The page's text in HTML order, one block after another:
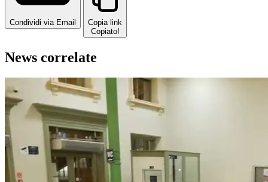
Condividi via Email
Copia link
Copiato!
News correlate